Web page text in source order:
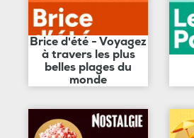
Brice d'été - Voyagez
à travers les plus
belles plages du
monde